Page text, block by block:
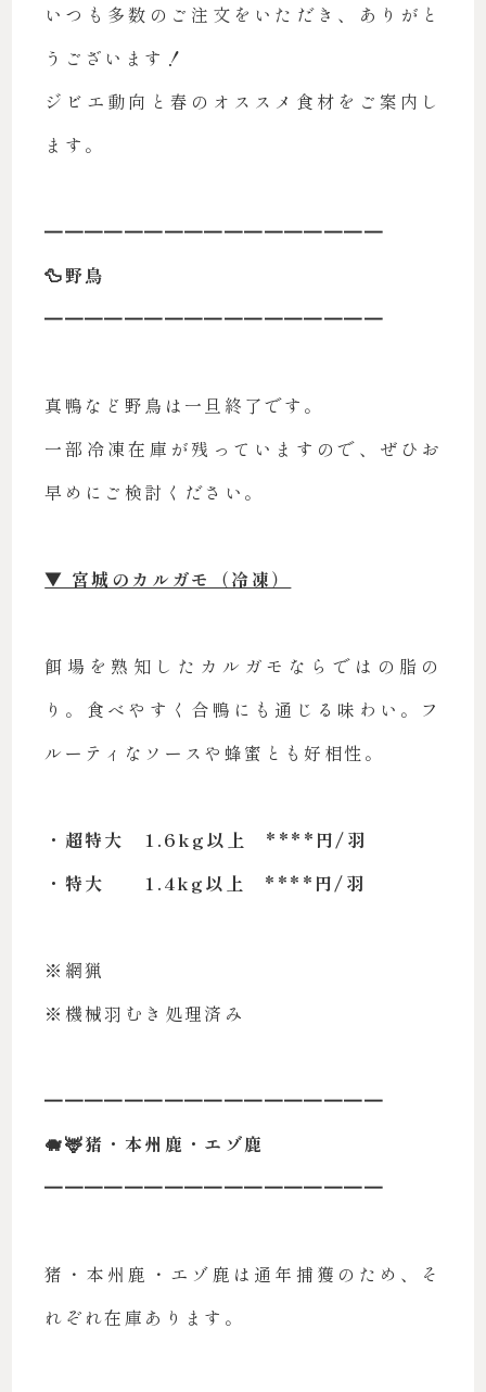
いつも多数のご注文をいただき、ありがと
うございます！
ジビエ動向と春のオススメ食材をご案内し
ます。
━━━━━━━━━━━━━━━━━
🦆野鳥
━━━━━━━━━━━━━━━━━
真鴨など野鳥は一旦終了です。
一部冷凍在庫が残っていますので、ぜひお
早めにご検討ください。
▼ 宮城のカルガモ（冷凍）
餌場を熟知したカルガモならではの脂の
り。食べやすく合鴨にも通じる味わい。フ
ルーティなソースや蜂蜜とも好相性。
・超特大 1.6kg以上 ****円/羽
・特大 1.4kg以上 ****円/羽
※網猟
※機械羽むき処理済み
━━━━━━━━━━━━━━━━━
🐗🦌猪・本州鹿・エゾ鹿
━━━━━━━━━━━━━━━━━
猪・本州鹿・エゾ鹿は通年捕獲のため、そ
れぞれ在庫あります。